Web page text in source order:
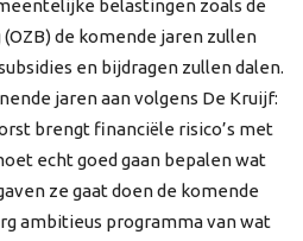
belastingen zoals de
de komende jaren zullen
en bijdragen zullen dalen.
jaren aan volgens De Kruijf:
brengt financiële risico’s met
echt goed gaan bepalen wat
ze gaat doen de komende
ambitieus programma van wat